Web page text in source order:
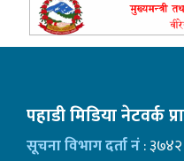
पहाडी मिडिया नेटवर्क
सूचना विभाग दर्ता नं: ३७४२